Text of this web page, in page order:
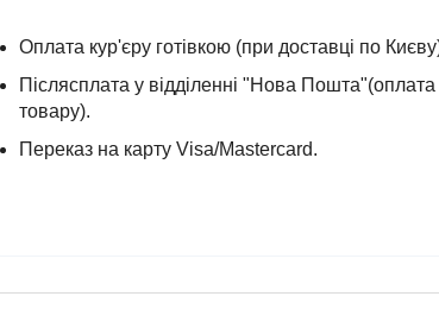
Оплата кур'єру готівкою (при доставці по
Післясплата у відділенні "Нова Пошта"(оплата
товару).
Переказ на карту Visa/Mastercard.